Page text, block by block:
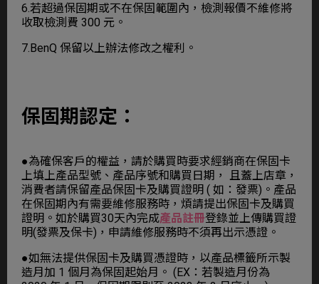
6.若超過保固期或不在保固範圍內，檢測報價不維修將
收取檢測費 300 元。
7.BenQ 保留以上辦法修改之權利。
保固期認定：
●為確保客戶的權益，請於購買時要求經銷商在保固卡
上填上產品型號、產品序號和購買日期， 且蓋上店章，
消費者請保留產品保固卡及購買證明 ( 如：發票)。產品
在保固期內有需要維修服務時，煩請提出保固卡及購買
證明。如於購買30天內完成產品註冊登錄並上傳購買證
明(發票及保卡)，申請維修服務時不須再出示憑證。
●如無法提供保固卡及購買憑證時，以產品標籤所示製
造月加 1 個月為保固起始月。 (EX：若製造月份為